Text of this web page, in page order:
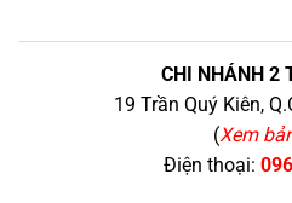
CHI NHÁNH 2
19 Trần Quý Kiên,
(Xem
Điện thoại: